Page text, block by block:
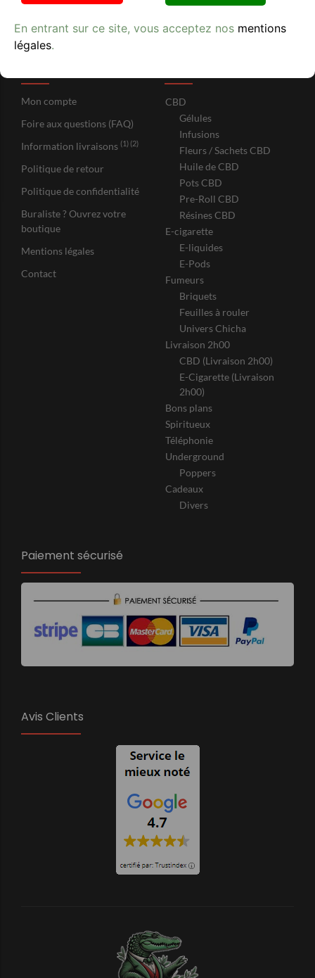
Mon compte
Foire aux questions (FAQ)
Information livraisons (1) (2)
Politique de retour
Politique de confidentialité
Buraliste ? Ouvrez votre
boutique
Mentions légales
Contact
CBD
Gélules
Infusions
Fleurs / Sachets CBD
Huile de CBD
Pots CBD
Pre-Roll CBD
Résines CBD
E-cigarette
E-liquides
E-Pods
Fumeurs
Briquets
Feuilles à rouler
Univers Chicha
Livraison 2h00
CBD (Livraison 2h00)
E-Cigarette (Livraison
2h00)
Bons plans
Spiritueux
Téléphonie
Underground
Poppers
Cadeaux
Divers
Paiement sécurisé
Avis Clients
En entrant sur ce site, vous acceptez nos mentions
légales.